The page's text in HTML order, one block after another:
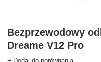
Bezprzewodowy
Dreame V12 Pro
+ Dodaj do porównania